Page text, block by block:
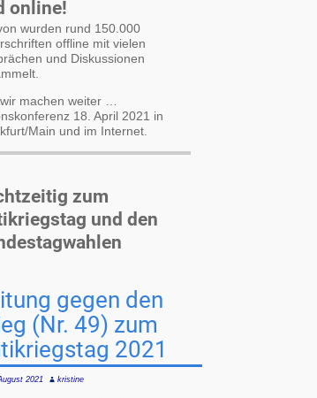
online!
wurden rund 150.000
offline mit vielen
und Diskussionen
machen weiter …
18. April 2021 in
Main und im Internet.
zum
und den
gegen den
(Nr. 49) zum
2021
2021 kristine